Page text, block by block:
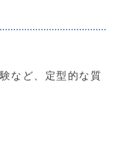
など、定型的な質